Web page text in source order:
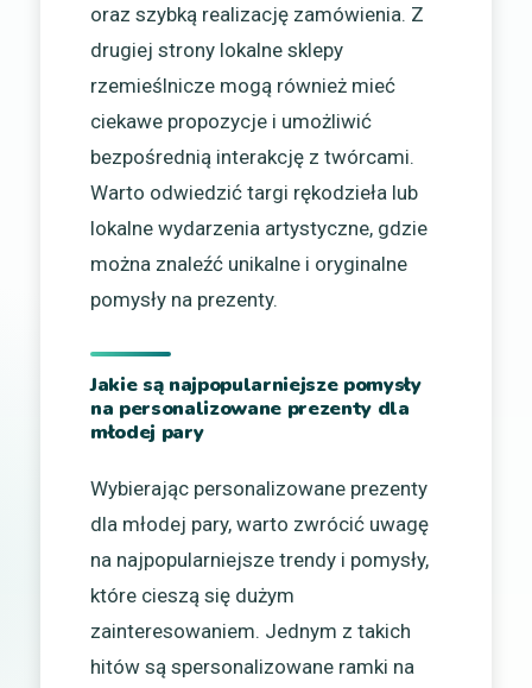
oraz szybką realizację zamówienia. Z
drugiej strony lokalne sklepy
rzemieślnicze mogą również mieć
ciekawe propozycje i umożliwić
bezpośrednią interakcję z twórcami.
Warto odwiedzić targi rękodzieła lub
lokalne wydarzenia artystyczne, gdzie
można znaleźć unikalne i oryginalne
pomysły na prezenty.
Jakie są najpopularniejsze pomysły
na personalizowane prezenty dla
młodej pary
Wybierając personalizowane prezenty
dla młodej pary, warto zwrócić uwagę
na najpopularniejsze trendy i pomysły,
które cieszą się dużym
zainteresowaniem. Jednym z takich
hitów są spersonalizowane ramki na